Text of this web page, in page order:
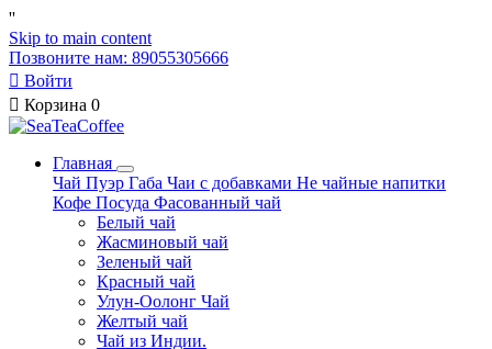
''
Skip to main content
Позвоните нам: 89055305666
 Войти
 Корзина 0
Главная
Чай Пуэр Габа Чаи с добавками Не чайные напитки
Кофе Посуда Фасованный чай
Белый чай
Жасминовый чай
Зеленый чай
Красный чай
Улун-Оолонг Чай
Желтый чай
Чай из Индии.